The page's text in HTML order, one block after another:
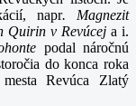
napr. Magnezit
Quirin v Revúcej a i.
podal náročnú
do konca roka
Revúca Zlatý